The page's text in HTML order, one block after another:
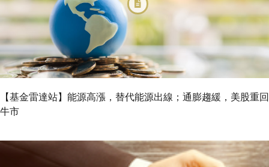
【基金雷達站】能源高漲，替代能源出線；通膨趨緩，美股重回
牛市